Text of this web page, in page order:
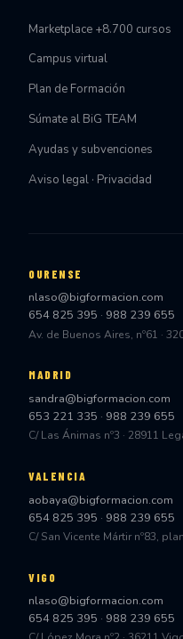
Marketplace +8.700 cursos
Campus virtual
Plan de Formación
Súmate al BiG TEAM
Ayudas y subvenciones
Aviso legal · Privacidad
OURENSE
nlaso@bigformacion.com
654 825 395 · 988 239 655
Av. de Buenos Aires, nº61 ·
MADRID
sandra@bigformacion.com
653 221 335 · 988 239 655
C/ Las Ánimas nº3 · 28911
VALENCIA
aobaya@bigformacion.com
654 825 395 · 988 239 655
C/ San Vicente Mártir nº83,
VIGO
nlaso@bigformacion.com
654 825 395 · 988 239 655